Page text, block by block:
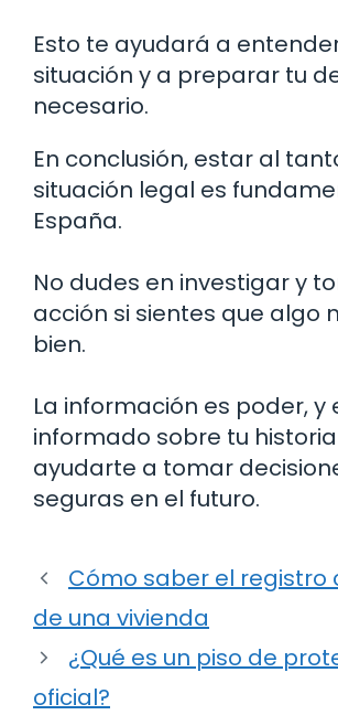
Esto te ayudará a
situación y a preparar tu
necesario.
En conclusión, estar al
situación legal es
España.
No dudes en investigar y
acción si sientes que algo
bien.
La información es poder, y
informado sobre tu
ayudarte a tomar
seguras en el futuro.
Cómo saber el registro
de una vivienda
¿Qué es un piso de
oficial?